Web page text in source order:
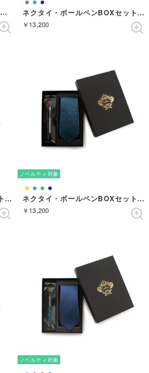
SUITーUP MIST【返品不可商品】 （ROSA） ネクタイ・ボールペンBOXセット ストライプ （ダルブルー）
￥13,200
ネクタイ・ボールペンBOXセット ドット （ライトブルー）
ノベルティ対象
ネクタイ・ボールペンBOXセット ドット （ターコイズ）
￥13,200
ノベルティ対象